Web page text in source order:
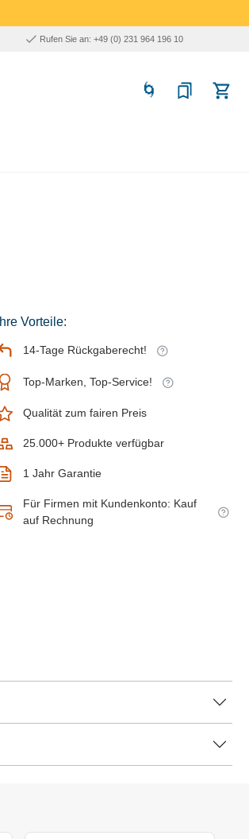
Rufen Sie an: +49 (0) 231 964 196 10
Ihre Vorteile:
14-Tage Rückgaberecht!
Top-Marken, Top-Service!
Qualität zum fairen Preis
25.000+ Produkte verfügbar
1 Jahr Garantie
Für Firmen mit Kundenkonto: Kauf
auf Rechnung